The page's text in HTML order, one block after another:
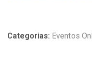
Categorias: Eventos